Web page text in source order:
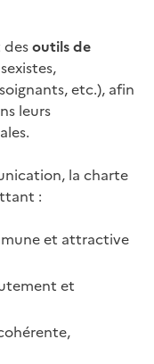
desoutils de
etc.), afin
leurs
la charte
:
et attractive
et